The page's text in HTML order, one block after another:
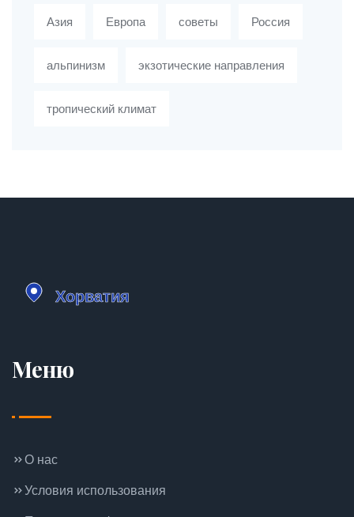
Азия Европа советы Россия
альпинизм экзотические направления
тропический климат
Меню
О нас
Условия использования